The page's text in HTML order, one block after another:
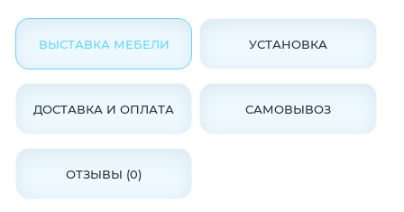
ВЫСТАВКА МЕБЕЛИ УСТАНОВКА
ДОСТАВКА И ОПЛАТА САМОВЫВОЗ
ОТЗЫВЫ (0)